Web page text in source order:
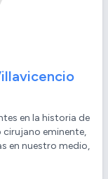
en la historia de
eminente,
en nuestro medio,